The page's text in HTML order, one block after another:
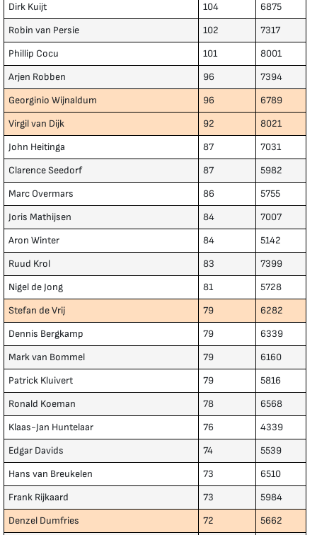
Dirk Kuijt
104
6875
Robin van Persie
102
7317
Phillip Cocu
101
8001
Arjen Robben
96
7394
Georginio Wijnaldum
96
6789
Virgil van Dijk
92
8021
John Heitinga
87
7031
Clarence Seedorf
87
5982
Marc Overmars
86
5755
Joris Mathijsen
84
7007
Aron Winter
84
5142
Ruud Krol
83
7399
Nigel de Jong
81
5728
Stefan de Vrij
79
6282
Dennis Bergkamp
79
6339
Mark van Bommel
79
6160
Patrick Kluivert
79
5816
Ronald Koeman
78
6568
Klaas-Jan Huntelaar
76
4339
Edgar Davids
74
5539
Hans van Breukelen
73
6510
Frank Rijkaard
73
5984
Denzel Dumfries
72 5662